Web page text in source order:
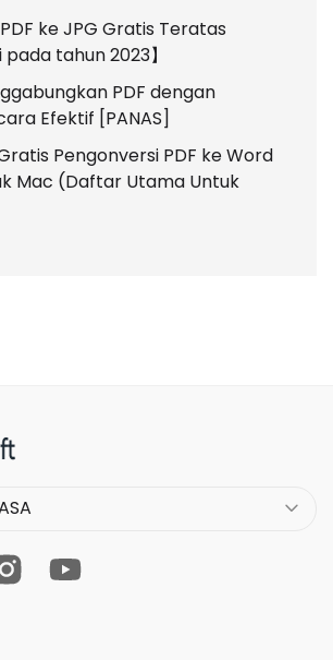
ke JPG Gratis Teratas
pada tahun 2023】
PDF dengan
Efektif [PANAS]
Pengonversi PDF ke Word
Mac (Daftar Utama Untuk